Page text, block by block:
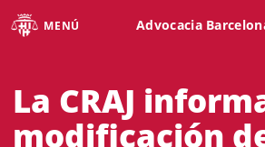
MENÚ Advocacia
La CRAJ
modificación